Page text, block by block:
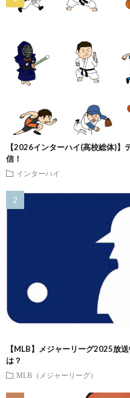
【2026インターハイ(高校総体)
信！
インターハイ
【MLB】メジャーリーグ2025放
は？
MLB（メジャーリーグ）